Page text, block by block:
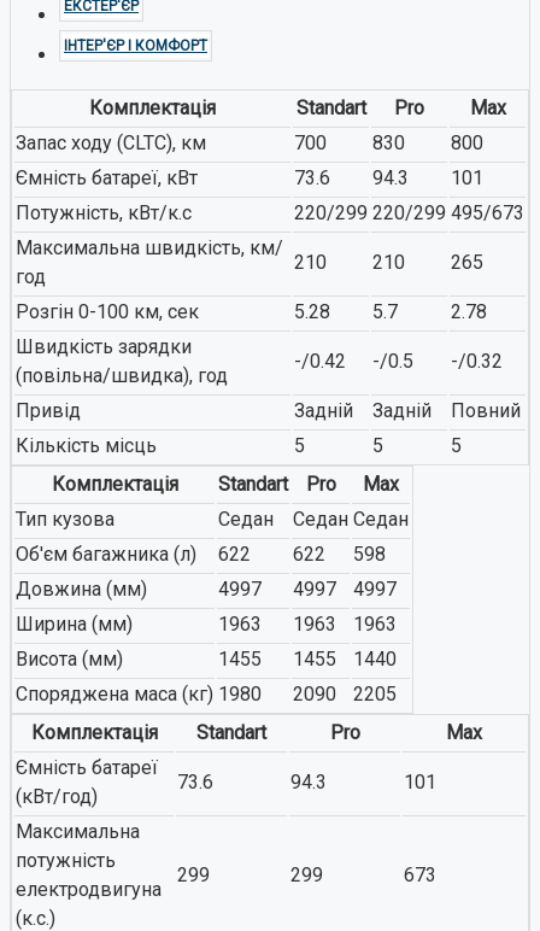
ЕКСТЕР'ЄР
ІНТЕР'ЄР І КОМФОРТ
Комплектація Standart Pro
Max
Запас ходу (CLTC), км
700 830
800
Ємність батареї, кВт
73.6 94.3
101
Потужність, кВт/к.с
220/299 220/299 495/673
Максимальна швидкість, км/
год
210 210 265
Розгін 0-100 км, сек 5.28 5.7
2.78
Швидкість зарядки
(повільна/швидка), год
-/0.42 -/0.5 -/0.32
Привід Задній Задній
Повний
Кількість місць
5 5
5
Комплектація
Standart Pro
Max
Тип кузова
Седан Седан Седан
Об'єм багажника (л)
622 622
598
Довжина (мм)
4997 4997
4997
Ширина (мм)
1963 1963
1963
Висота (мм)
1455 1455
1440
Споряджена маса (кг) 1980 2090
2205
Комплектація
Standart Pro
Max
Ємність батареї
(кВт/год)
73.6 94.3 101
Максимальна
потужність
електродвигуна
(к.с.)
299 299 673